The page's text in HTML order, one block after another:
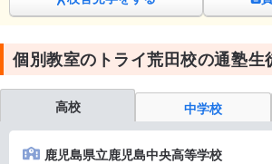
個別教室のトライ荒田校の通塾生
高校 中学校
鹿児島県立鹿児島中央高等学校